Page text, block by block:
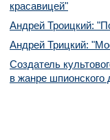
красавицей"
Андрей Троицкий:
Андрей Трицкий:
Создатель
в жанре шпионского